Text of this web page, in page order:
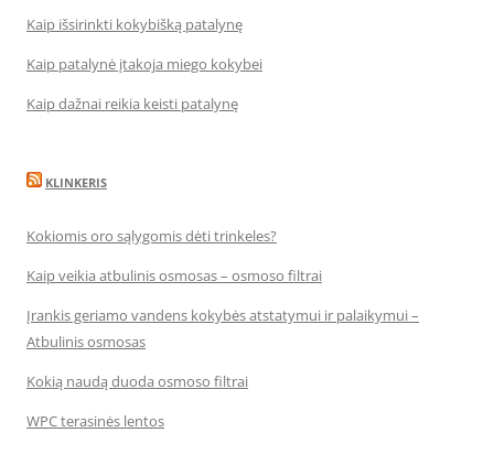
Kaip išsirinkti kokybišką patalynę
Kaip patalynė įtakoja miego kokybei
Kaip dažnai reikia keisti patalynę
KLINKERIS
Kokiomis oro sąlygomis dėti trinkeles?
Kaip veikia atbulinis osmosas – osmoso filtrai
Įrankis geriamo vandens kokybės atstatymui ir palaikymui –
Atbulinis osmosas
Kokią naudą duoda osmoso filtrai
WPC terasinės lentos